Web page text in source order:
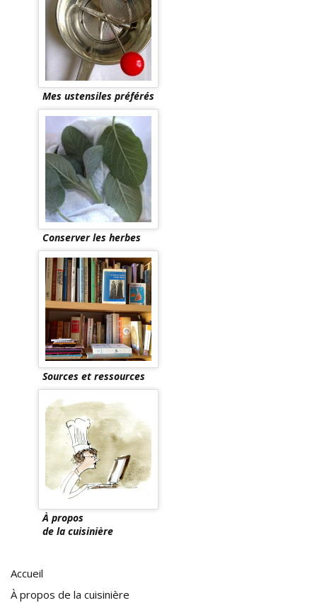
Mes ustensiles préférés
Conserver les herbes
Sources et ressources
À propos
de la cuisinière
Accueil
À propos de la cuisinière